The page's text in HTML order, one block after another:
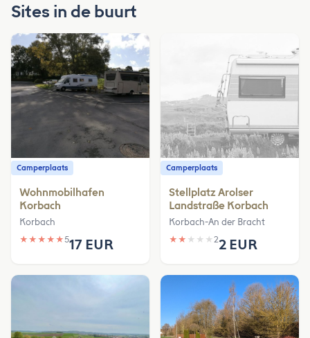
Sites in de buurt
Camperplaats
Wohnmobilhafen
Korbach
Korbach
★ ★ ★ ★ ★517 EUR
Camperplaats
Stellplatz Arolser
Landstraße Korbach
Korbach-An der Bracht
★ ★ ★ ★ ★ 22 EUR